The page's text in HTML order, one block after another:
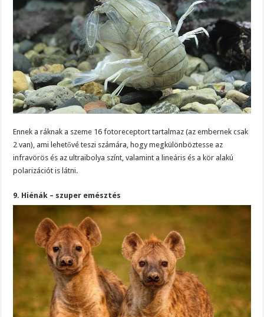
Ennek a ráknak a szeme 16 fotoreceptort tartalmaz (az embernek csak
2 van), ami lehetővé teszi számára, hogy megkülönböztesse az
infravörös és az ultraibolya színt, valamint a lineáris és a kör alakú
polarizációt is látni.
9. Hiénák – szuper emésztés